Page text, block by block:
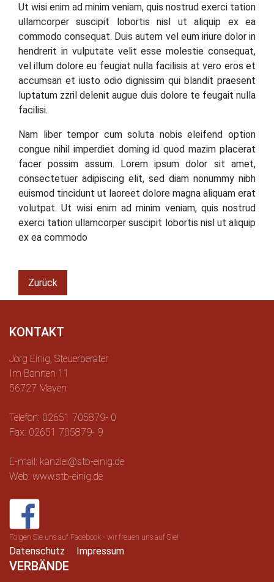
Ut wisi enim ad minim veniam, quis nostrud exerci tation
ullamcorper suscipit lobortis nisl ut aliquip ex ea
commodo consequat. Duis autem vel eum iriure dolor in
hendrerit in vulputate velit esse molestie consequat,
vel illum dolore eu feugiat nulla facilisis at vero eros et
accumsan et iusto odio dignissim qui blandit praesent
luptatum zzril delenit augue duis dolore te feugait nulla
facilisi.
Nam liber tempor cum soluta nobis eleifend option
congue nihil imperdiet doming id quod mazim placerat
facer possim assum. Lorem ipsum dolor sit amet,
consectetuer adipiscing elit, sed diam nonummy nibh
euismod tincidunt ut laoreet dolore magna aliquam erat
volutpat. Ut wisi enim ad minim veniam, quis nostrud
exerci tation ullamcorper suscipit lobortis nisl ut aliquip
ex ea commodo
Zurück
KONTAKT
Jörg Einig, Steuerberater
Im Bannen 11
56727 Mayen
Telefon: 02651 705879- 0
Fax: 02651 705879- 9
E-mail: kanzlei@stb-einig.de
Web: www.stb-einig.de
Folgen Sie uns auf Facebook - wir freuen uns auf Sie!
Datenschutz Impressum
VERBÄNDE